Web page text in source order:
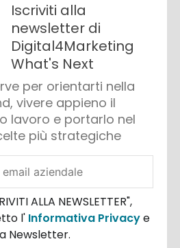
Iscriviti alla
newsletter di
Digital4Marketing
What's Next
per orientarti nella
vivere appieno il
lavoro e portarlo nel
più strategiche
ALLA NEWSLETTER",
l' Informativa Privacye
Newsletter.